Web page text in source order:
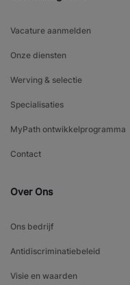
Vacature aanmelden
Onze diensten
Werving & selectie
Specialisaties
MyPath ontwikkelprogramma
Contact
Over Ons
Ons bedrijf
Antidiscriminatiebeleid
Visie en waarden